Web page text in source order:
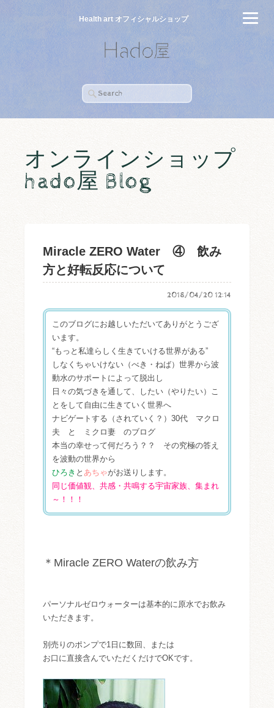
Health art オフィシャルショップ
オンラインショップ
hado屋 Blog
Miracle ZERO Water ④ 飲み
方と好転反応について
2018/04/20 12:14
このブログにお越しいただいてありがとうござ
います。
“もっと私達らしく生きていける世界がある”
しなくちゃいけない（べき・ねば）世界から波
動水のサポートによって脱出し
日々の気づきを通して、したい（やりたい）こ
とをして自由に生きていく世界へ
ナビゲートする（されていく？）30代 マクロ
夫 と ミクロ妻 のブログ
本当の幸せって何だろう？？ その究極の答え
を波動の世界から
ひろき と あちゃがお送りします。
同じ価値観、共感・共鳴する宇宙家族、集まれ
～！！！
＊Miracle ZERO Waterの飲み方
パーソナルゼロウォーターは基本的に原水でお飲み
いただきます。
別売りのポンプで1日に数回、または
お口に直接含んでいただくだけでOKです。